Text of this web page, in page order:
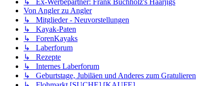
↳ Ex-Werbepartner: Frank Buchholz's Haarjigs
Von Angler zu Angler
↳ Mitglieder - Neuvorstellungen
↳ Kayak-Paten
↳ ForenKayaks
↳ Laberforum
↳ Rezepte
↳ Internes Laberforum
↳ Geburtstage, Jubiläen und Anderes zum Gratulieren